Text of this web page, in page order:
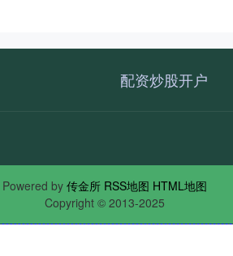
配资炒股开户
Powered by 传金所 RSS地图 HTML地图
Copyright © 2013-2025